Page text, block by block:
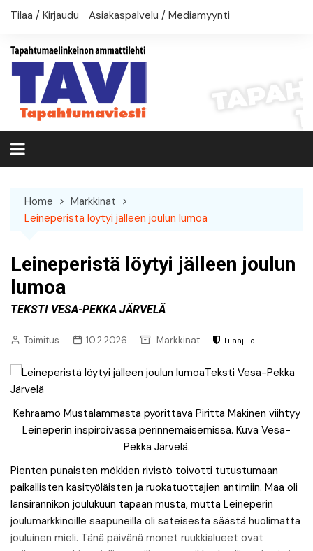
Skip
Tilaa / Kirjaudu Asiakaspalvelu / Mediamyynti
Home
Markkinat
Leineperistä löytyi jälleen joulun lumoa
Leineperistä löytyi jälleen joulun
lumoa
Teksti Vesa-Pekka Järvelä
Toimitus 10.2.2026 Markkinat Tilaajille
Kehräämö Mustalammasta pyörittävä Piritta Mäkinen viihtyy
Leineperin inspiroivassa perinnemaisemissa. Kuva Vesa-
Pekka Järvelä.
Pienten punaisten mökkien rivistö toivotti tutustumaan
paikallisten käsityöläisten ja ruokatuottajien antimiin. Maa oli
länsirannikon joulukuun tapaan musta, mutta Leineperin
joulumarkkinoille saapuneilla oli sateisesta säästä huolimatta
jouluinen mieli. Tänä päivänä monet ruukkialueet ovat